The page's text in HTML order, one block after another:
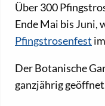
Über 300
Ende Mai bis Juni,
Pfingstrosenfest
Der Botanische
ganzjährig